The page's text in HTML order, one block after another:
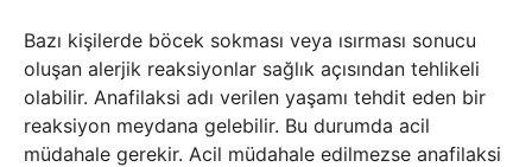
Bazı kişilerde böcek sokması veya ısırması sonucu
oluşan alerjik reaksiyonlar sağlık açısından tehlikeli
olabilir. Anafilaksi adı verilen yaşamı tehdit eden bir
reaksiyon meydana gelebilir. Bu durumda acil
müdahale gerekir. Acil müdahale edilmezse anafilaksi